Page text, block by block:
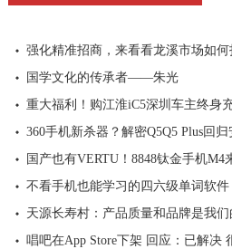
强化精准招商，来看看龙溪市场如
国学文化的传承者——朱光
重大福利！购江淮iC5深圳车主终身
360手机新杀器？解密Q5Q5 Plus回归
国产也有VERTU！8848钛金手机M4
不看手机也能学习的四六级单词软
天源长寿村：产品质量和品牌是我们
唱吧在App Store下架 回应：已解决